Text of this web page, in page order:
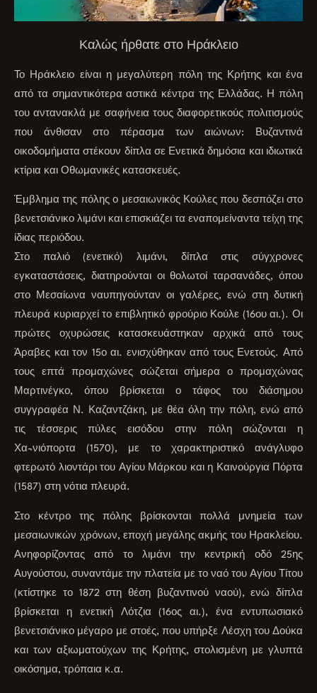
Καλώς ήρθατε στο Ηράκλειο
Το Ηράκλειο είναι η μεγαλύτερη πόλη της Κρήτης και ένα
από τα σημαντικότερα αστικά κέντρα της Ελλάδας. Η πόλη
του αντανακλά με σαφήνεια τους διαφορετικούς πολιτισμούς
που άνθισαν στο πέρασμα των αιώνων: Βυζαντινά
οικοδομήματα στέκουν δίπλα σε Ενετικά δημόσια και ιδιωτικά
κτίρια και Οθωμανικές κατασκευές.
Έμβλημα της πόλης ο μεσαιωνικός Κούλες που δεσπόζει στο
βενετσιάνικο λιμάνι και επισκιάζει τα εναπομείναντα τείχη της
ίδιας περιόδου.
Στο παλιό (ενετικό) λιμάνι, δίπλα στις σύγχρονες
εγκαταστάσεις, διατηρούνται οι θολωτοί ταρσανάδες, όπου
στο Μεσαίωνα ναυπηγούνταν οι γαλέρες, ενώ στη δυτική
πλευρά κυριαρχεί το επιβλητικό φρούριο Κούλε (16ου αι.). Οι
πρώτες οχυρώσεις κατασκευάστηκαν αρχικά από τους
Άραβες και τον 15ο αι. ενισχύθηκαν από τους Ενετούς. Από
τους επτά προμαχώνες σώζεται σήμερα ο προμαχώνας
Μαρτινέγκο, όπου βρίσκεται ο τάφος του διάσημου
συγγραφέα Ν. Καζαντζάκη, με θέα όλη την πόλη, ενώ από
τις τέσσερις πύλες εισόδου στην πόλη σώζονται η
Χα¬νιόπορτα (1570), με το χαρακτηριστικό ανάγλυφο
φτερωτό λιοντάρι του Αγίου Μάρκου και η Καινούργια Πόρτα
(1587) στη νότια πλευρά.
Στο κέντρο της πόλης βρίσκονται πολλά μνημεία των
μεσαιωνικών χρόνων, εποχή μεγάλης ακμής του Ηρακλείου.
Ανηφορίζοντας από το λιμάνι την κεντρική οδό 25ης
Αυγούστου, συναντάμε την πλατεία με το ναό του Αγίου Τίτου
(κτίστηκε το 1872 στη θέση βυζαντινού ναού), ενώ δίπλα
βρίσκεται η ενετική Λότζια (16ος αι.), ένα εντυπωσιακό
βενετσιάνικο μέγαρο με στοές, που υπήρξε Λέσχη του Δούκα
και των αξιωματούχων της Κρήτης, στολισμένη με γλυπτά
οικόσημα, τρόπαια κ.α.